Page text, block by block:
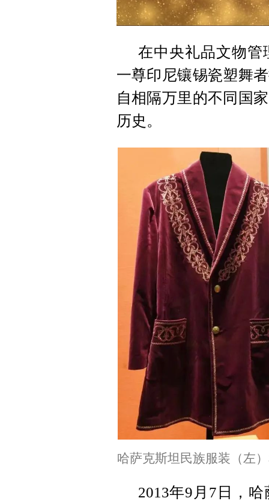
在中央礼品文物管
一尊印尼镶锡瓷塑舞
自相隔万里的不同国
历史。
哈萨克斯坦民族服装（左
2013年9月7日，